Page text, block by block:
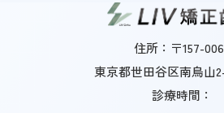
住所：〒157-
東京都世田谷区南烏山
診療時間：